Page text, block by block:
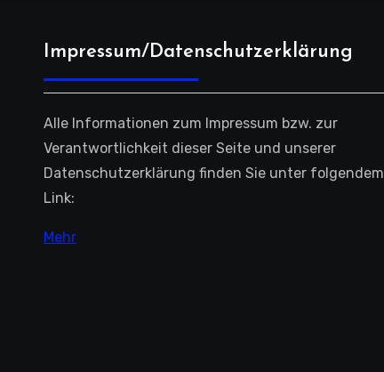
Impressum/Datenschutzerklärung
Alle Informationen zum Impressum bzw. zur
Verantwortlichkeit dieser Seite und unserer
Datenschutzerklärung finden Sie unter folgendem
Link:
Mehr